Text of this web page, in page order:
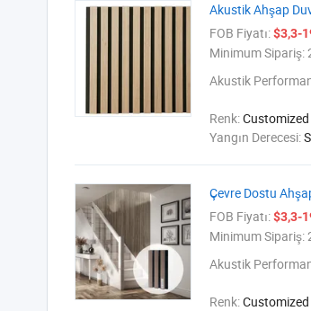
Akustik Ahşap
FOB Fiyatı:$3,3-
Minimum Sipariş:
Akustik
Renk:Customized
Yangın Derecesi:
Çevre Dostu
FOB Fiyatı:$3,3-
Minimum Sipariş:
Akustik
Renk:Customized